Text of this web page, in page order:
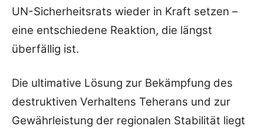
UN-Sicherheitsrats wieder in Kraft setzen –
eine entschiedene Reaktion, die längst
überfällig ist.
Die ultimative Lösung zur Bekämpfung des
destruktiven Verhaltens Teherans und zur
Gewährleistung der regionalen Stabilität liegt